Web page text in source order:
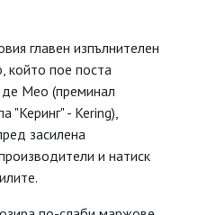
главен изпълнителен
който пое поста
Мео (преминал
"Керинг" - Kering),
засилена
и натиск